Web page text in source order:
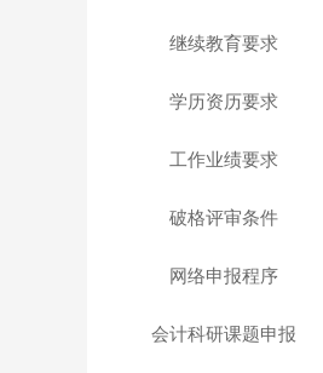
继续教育要求
学历资历要求
工作业绩要求
破格评审条件
网络申报程序
会计科研课题申报